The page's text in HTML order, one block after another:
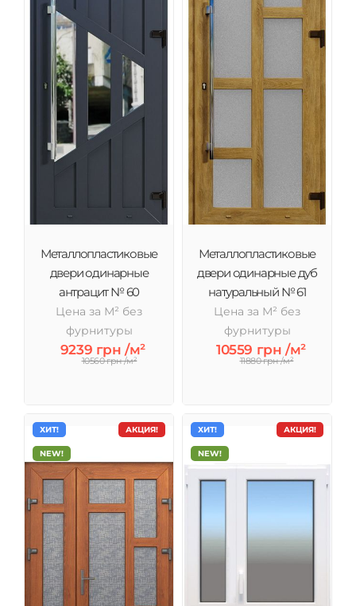
Металлопластиковые
двери одинарные
антрацит № 60
Цена за М² без
фурнитуры
9239 грн /м²
10560 грн /м²
Металлопластиковые
двери одинарные дуб
натуральный № 61
Цена за М² без
фурнитуры
10559 грн /м²
11880 грн /м²
АКЦИЯ!
ХИТ!
NEW!
АКЦИЯ!
ХИТ!
NEW!